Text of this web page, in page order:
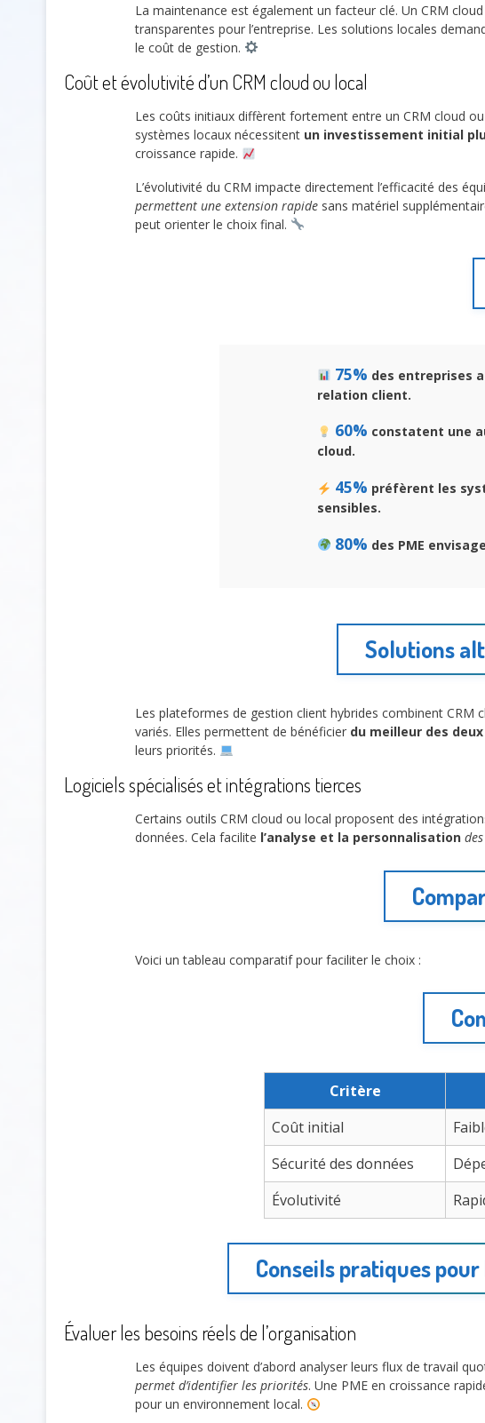
La maintenance est également un facteur clé. Un CRM
transparentes pour l’entreprise. Les solutions locales
le coût de gestion.
Coût et évolutivité d’un CRM cloud ou local
Les coûts initiaux diffèrent fortement entre un CRM cloud
systèmes locaux nécessitent un investissement initial
croissance rapide.
L’évolutivité du CRM impacte directement l’efficacité des
permettent une extension rapide sans matériel
peut orienter le choix final.
75% des entreprises
relation client.
60% constatent une
cloud.
45% préfèrent les
sensibles.
80% des PME
Solutions
Les plateformes de gestion client hybrides combinent CRM
variés. Elles permettent de bénéficier du meilleur des
leurs priorités.
Logiciels spécialisés et intégrations tierces
Certains outils CRM cloud ou local proposent des
données. Cela facilite l’analyse et la personnalisation
Voici un tableau comparatif pour faciliter le choix :
Critère
Coût initial
Sécurité des données
Évolutivité
Conseils pratiques
Évaluer les besoins réels de l’organisation
Les équipes doivent d’abord analyser leurs flux de travail
permet d’identifier les priorités. Une PME en croissance
pour un environnement local.